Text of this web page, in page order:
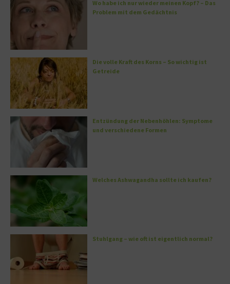
Wo habe ich nur wieder meinen Kopf? – Das
Problem mit dem Gedächtnis
Die volle Kraft des Korns – So wichtig ist
Getreide
Entzündung der Nebenhöhlen: Symptome
und verschiedene Formen
Welches Ashwagandha sollte ich kaufen?
Stuhlgang – wie oft ist eigentlich normal?